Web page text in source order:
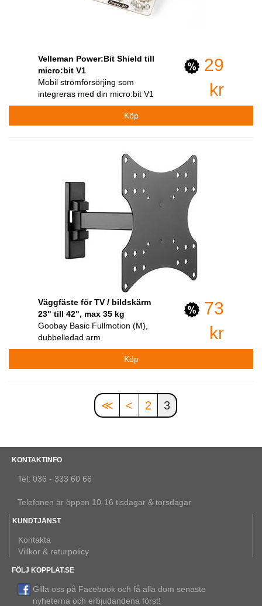
Velleman Power:Bit Shield till
micro:bit V1
Mobil strömförsörjing som
integreras med din micro:bit V1
29
kr
Väggfäste för TV / bildskärm
23" till 42", max 35 kg
Goobay Basic Fullmotion (M),
dubbelledad arm
73
kr
≪ < 2 3
KONTAKTINFO
Tel: 036 - 333 60 66
Telefonen är öppen 10-16 tisdagar & torsdagar
KUNDTJÄNST
Kontakta
Villkor & returpolicy
FÖLJ KOPPLAT.SE
Gilla oss på Facebook och få alla dom senaste
nyheterna och erbjudandena först!